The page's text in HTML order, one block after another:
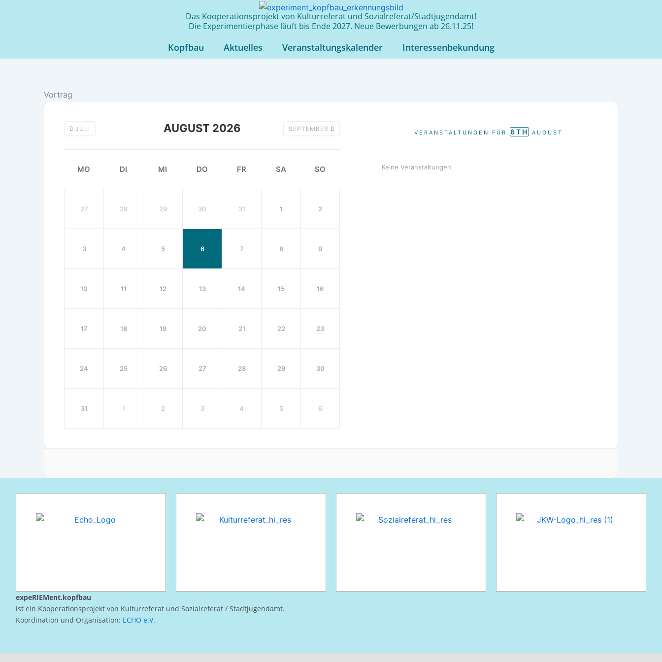
Das Kooperationsprojekt von Kulturreferat und Sozialreferat/Stadtjugendamt!
Die Experimentierphase läuft bis Ende 2027. Neue Bewerbungen ab 26.11.25!
Kopfbau Aktuelles Veranstaltungskalender Interessenbekundung
Vortrag
JULI AUGUST 2026 SEPTEMBER
MO DI MI DO FR SA SO
27 28 29 30 31 1 2
3 4 5 6 7 8 9
10 11 12 13 14 15 16
17 18 19 20 21 22 23
24 25 26 27 28 29 30
31 1 2 3 4 5 6
VERANSTALTUNGEN FÜR 6TH AUGUST
Keine Veranstaltungen
expeRIEMent.kopfbau
ist ein Kooperationsprojekt von Kulturreferat und Sozialreferat / Stadtjugendamt.
Koordination und Organisation: ECHO e.V.